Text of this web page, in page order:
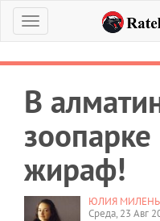
Меню
В
жираф!
ЮЛИЯ
Среда, 23 Авг